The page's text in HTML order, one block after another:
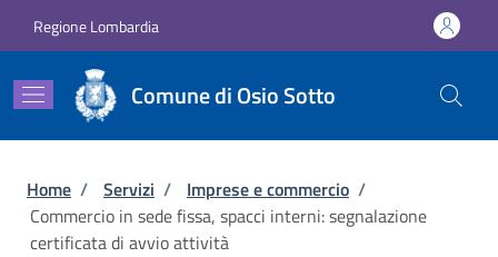
Regione Lombardia
Comune di Osio Sotto
Briciole di pane
Home / Servizi / Imprese e commercio /
Commercio in sede fissa, spacci interni: segnalazione
certificata di avvio attività